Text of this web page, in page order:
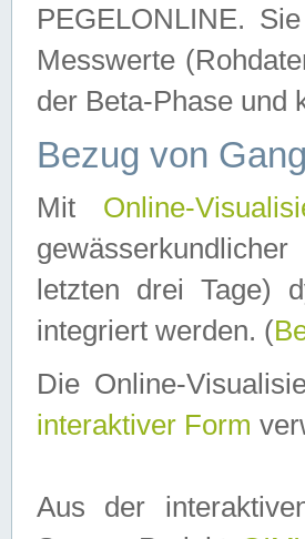
PEGELONLINE.
Messwerte
der Beta-Phase und
Bezug von
Mit Online-
letzten drei Tage)
integriert werden. (
Die Online-
interaktiver Form
Aus der